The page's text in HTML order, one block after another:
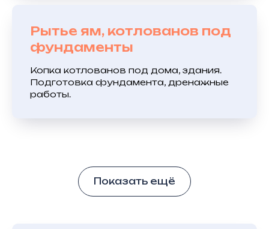
Рытье ям, котлованов под
фундаменты
Копка котлованов под дома, здания.
Подготовка фундамента, дренажные
работы.
Показать ещё